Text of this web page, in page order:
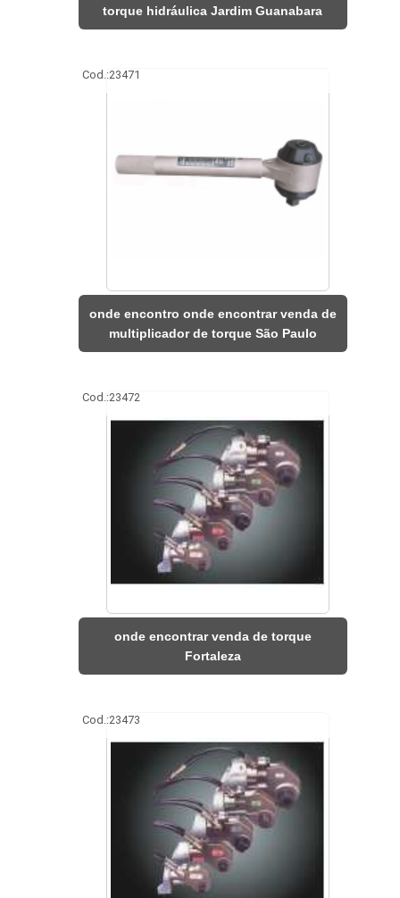
torque hidráulica Jardim Guanabara
Cod.:23471
onde encontro onde encontrar venda de
multiplicador de torque São Paulo
Cod.:23472
onde encontrar venda de torque
Fortaleza
Cod.:23473